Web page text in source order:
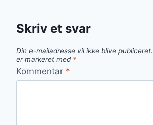
Skriv et svar
Din e-mailadresse vil ikke blive publiceret.
er markeret med *
Kommentar *